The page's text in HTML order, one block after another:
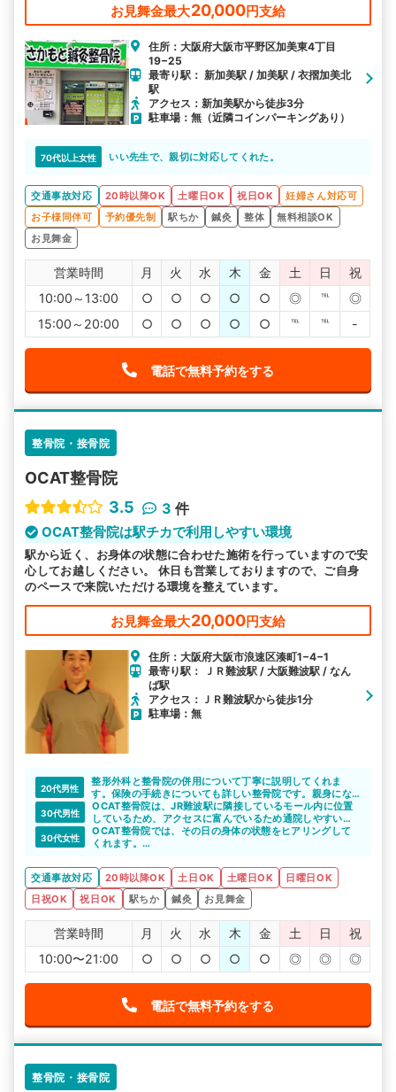
お見舞金最大20,000円支給
住所：大阪府大阪市平野区加美東4丁目
19−25
最寄り駅： 新加美駅 / 加美駅 / 衣摺加美北
駅
アクセス：新加美駅から徒歩3分
駐車場：無（近隣コインパーキングあり）
70代以上女性 いい先生で、親切に対応してくれた。
交通事故対応 20時以降OK 土曜日OK 祝日OK
妊婦さん対応可
お子様同伴可
予約優先制 駅ちか 鍼灸 整体
無料相談OK
お見舞金
営業時間 月 火 水 木 金 土 日
祝
10:00～13:00
○ ○ ○ ○ ○ ◎ ℡
◎
15:00～20:00
○ ○ ○ ○ ○ ℡ ℡ -
電話で無料予約をする
整骨院・接骨院
OCAT整骨院
3.5
3 件
OCAT整骨院は駅チカで利用しやすい環境
駅から近く、お身体の状態に合わせた施術を行っていますので安
心してお越しください。 休日も営業しておりますので、ご自身
のペースで来院いただける環境を整えています。
お見舞金最大20,000円支給
住所：大阪府大阪市浪速区湊町1−4−1
最寄り駅： ＪＲ難波駅 / 大阪難波駅 / なん
ば駅
アクセス：ＪＲ難波駅から徒歩1分
駐車場：無
20代男性
整形外科と整骨院の併用について丁寧に説明してくれま
す。保険の手続きについても詳しい整骨院です。親身にな
って相談にのってくれるので、頼りになりますね。
30代男性
OCAT整骨院は、JR難波駅に隣接しているモール内に位置
しているため、アクセスに富んでいるため通院しやすいと
思います。
30代女性
OCAT整骨院では、その日の身体の状態をヒアリングして
くれます。
ます。
交通事故対応 20時以降OK 土日OK 土曜日OK
日曜日OK
日祝OK
祝日OK 駅ちか 鍼灸 お見舞金
営業時間 月 火 水 木 金 土 日
祝
10:00〜21:00
○ ○ ○ ○ ○ ◎ ◎ ◎
電話で無料予約をする
整骨院・接骨院